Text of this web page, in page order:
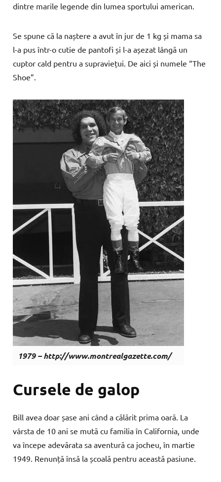
dintre marile legende din lumea sportului american.
Se spune că la naștere a avut în jur de 1 kg și mama sa
l-a pus într-o cutie de pantofi și l-a așezat lângă un
cuptor cald pentru a supraviețui. De aici și numele “The
Shoe”.
1979 – http://www.montrealgazette.com/
Cursele de galop
Bill avea doar șase ani când a călărit prima oară. La
vârsta de 10 ani se mută cu familia în California, unde
va începe adevărata sa aventură ca jocheu, în martie
1949. Renunță însă la școală pentru această pasiune.